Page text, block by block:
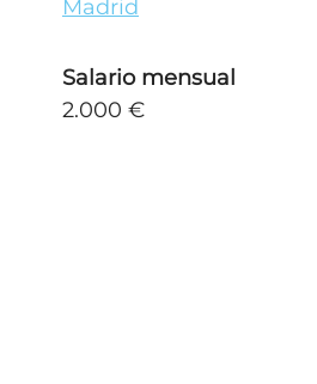
Madrid
Salario mensual
2.000 €